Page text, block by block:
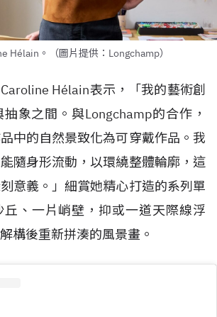
Hélain。（圖片提供：Longchamp）
Hélain表示，「我的藝術創
象之間。與Longchamp的合作，
中的自然景致化為可穿戴作品。我
隨身形流動，以環繞整體輪廓，這
意義。」細賞她精心打造的系列單
、一片峭壁，抑或一道天際線浮
構後重新拼湊的風景畫。